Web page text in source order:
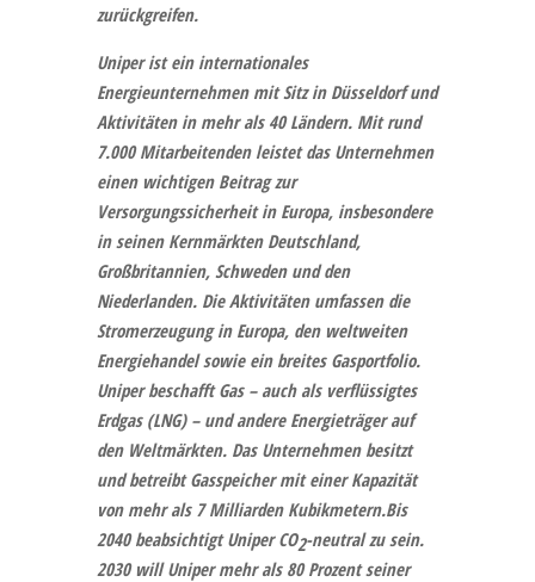
zurückgreifen.
Uniperist ein internationales
Energieunternehmen mit Sitz in Düsseldorf und
Aktivitäten in mehr als 40 Ländern. Mit rund
7.000 Mitarbeitenden leistet das Unternehmen
einen wichtigen Beitrag zur
Versorgungssicherheit in Europa, insbesondere
in seinen Kernmärkten Deutschland,
Großbritannien, Schweden und den
Niederlanden. Die Aktivitäten umfassen die
Stromerzeugung in Europa, den weltweiten
Energiehandel sowie ein breites Gasportfolio.
Uniper beschafft Gas – auch als verflüssigtes
Erdgas (LNG) – und andere Energieträger auf
den Weltmärkten. Das Unternehmen besitzt
und betreibt Gasspeicher mit einer Kapazität
von mehr als 7 Milliarden Kubikmetern.Bis
2040 beabsichtigt Uniper CO2-neutral zu sein.
2030 will Uniper mehr als 80 Prozent seiner